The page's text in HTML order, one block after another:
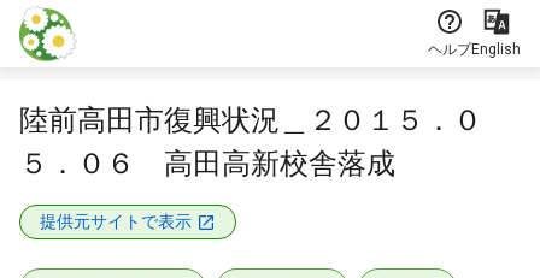
本文に飛ぶ
ヘルプEnglish
陸前高田市復興状況＿２０１５．０
５．０６ 高田高新校舎落成
提供元サイトで表示